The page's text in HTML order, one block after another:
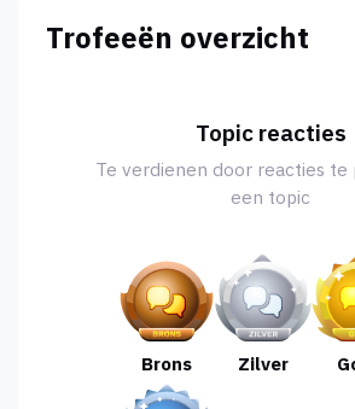
Trofeeën overzicht
Topic reacties
Te verdienen door reacties te
een topic
Brons Zilver